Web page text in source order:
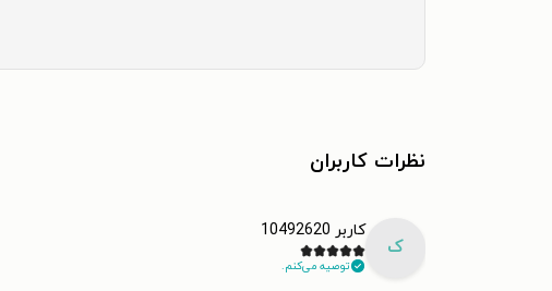
نظرات کاربران
ک
کاربر 10492620
توصیه می‌کنم.